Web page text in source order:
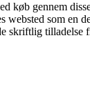
køb gennem
som en
skriftlig tilladelse